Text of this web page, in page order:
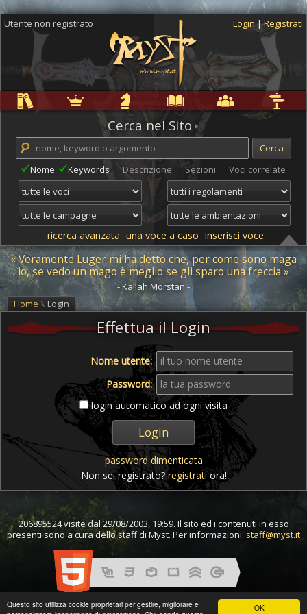
OK
Questo sito utilizza cookie proprietari per gestire, migliorare e
Utente non registrato Login |Registrati
Cerca nel Sito
Nome Keywords Descrizione Sezioni Voci correlate
ricerca avanzata una voce a caso inserisci voce
« Veramente Luger mi ha detto che, per come sono maga
io, se vedo un mago è meglio se gli sparo una freccia »
- Kailah Morstan -
Home \ Login
Effettua il Login
Nome utente:
Password:
login automatico ad ogni visita
password dimenticata
Non sei registrato?registratiora!
206895524 visite dal 29/08/2003, 19:59. Il sito ed i contenuti in esso
presenti sono a cura dello staff di Myst. Per informazioni: staff@myst.it